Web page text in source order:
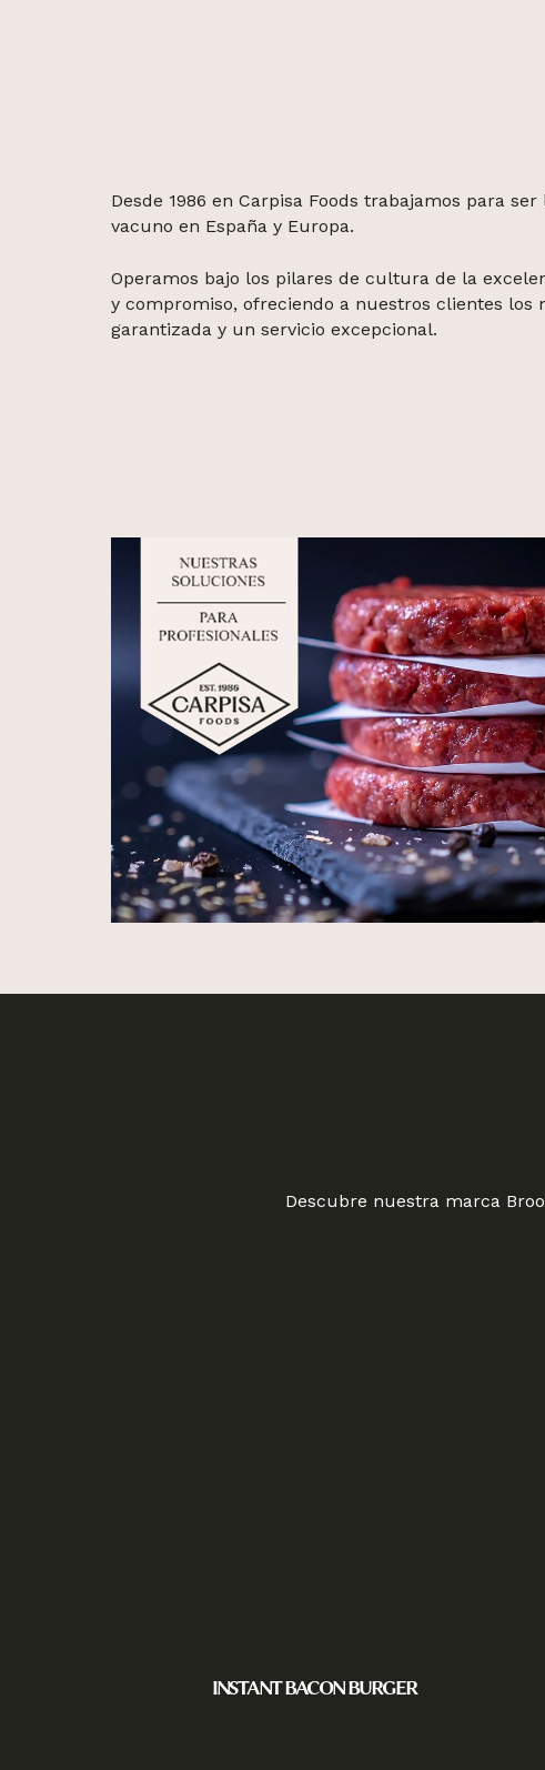
Desde 1986 en Carpisa Foods trabajamos para
vacuno en España y Europa.
Operamos bajo los pilares de cultura de la
y compromiso, ofreciendo a nuestros clientes los
garantizada y un servicio excepcional.
Descubre nuestra marca
INSTANT BACON BURGER